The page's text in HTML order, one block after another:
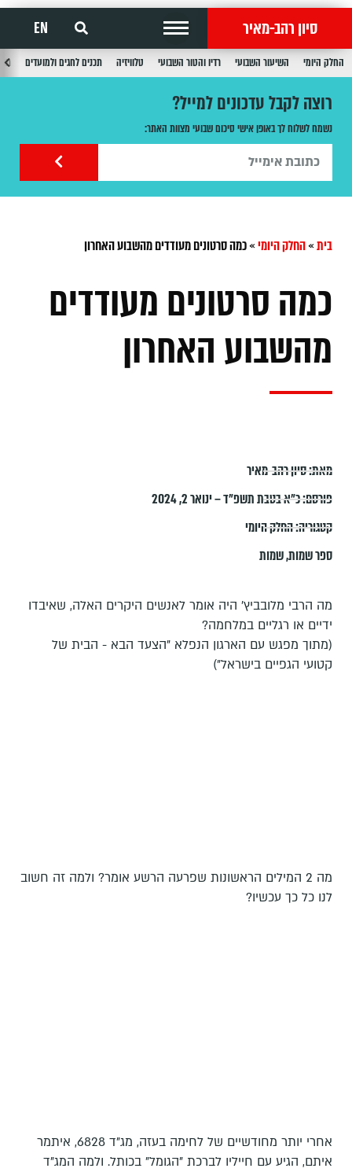
סיון רהב-מאיר EN
החלק היומי השיעור השבועי רדיו והטור השבועי טלוויזיה תכנים לחגים ולמועדים
רוצה לקבל עדכונים למייל?
נשמח לשלוח לך באופן אישי סיכום שבועי מצוות האתר:
בית»החלק היומי»כמה סרטונים מעודדים מהשבוע האחרון
כמה סרטונים מעודדים
מהשבוע האחרון
מאת:סיון רהב-מאיר
פורסם:כ״א בטבת תשפ״ד – ינואר 2, 2024
קטגוריה:החלק היומי
ספר שמות,שמות
מה הרבי מלובביץ' היה אומר לאנשים היקרים האלה, שאיבדו
ידיים או רגליים במלחמה?
(מתוך מפגש עם הארגון הנפלא "הצעד הבא - הבית של
קטועי הגפיים בישראל")
מה 2 המילים הראשונות שפרעה הרשע אומר? ולמה זה חשוב
לנו כל כך עכשיו?
אחרי יותר מחודשיים של לחימה בעזה, מג"ד 6828, איתמר
איתם, הגיע עם חייליו לברכת "הגומל" בכותל. ולמה המג"ד